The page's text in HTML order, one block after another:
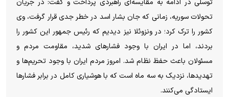
توسلی در ادامه به مقایسه‌ای راهبردی پرداخت و گفت: در جریان
تحولات سوریه، زمانی که جان بشار اسد در خطر جدی قرار گرفت، وی
کشور را ترک کرد؛ در ونزوئلا نیز دیدیم که رئیس جمهور این کشور را
بردند، اما در ایران با وجود فشار‌های شدید، مقاومت مردم و
مسئولان باعث حفظ نظام شد. امروز مردم ایران با وجود تحریم‌ها و
تهدیدها، نزدیک به سه ماه است که با هوشیاری کامل در برابر فشار‌ها
ایستادگی می‌کنند.